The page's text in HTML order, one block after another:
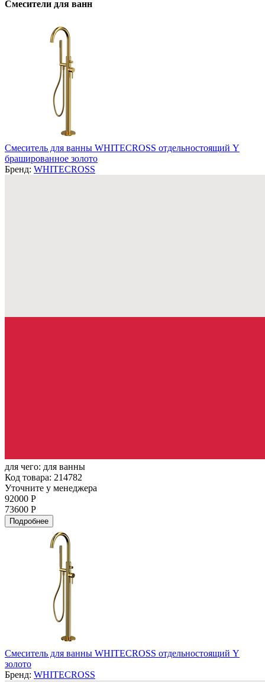
Смесители для ванн
Смеситель для ванны WHITECROSS отдельностоящий Y
брашированное золото
Бренд: WHITECROSS
для чего: для ванны
Код товара: 214782
Уточните у менеджера
92000 Р
73600 Р
Подробнее
Смеситель для ванны WHITECROSS отдельностоящий Y
золото
Бренд: WHITECROSS